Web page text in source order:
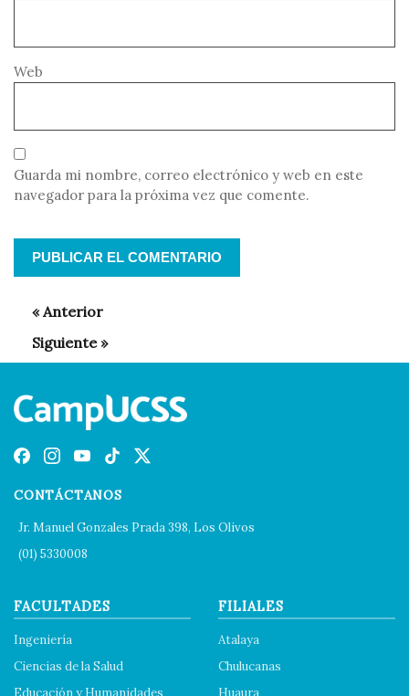
Web
Guarda mi nombre, correo electrónico y web en este
navegador para la próxima vez que comente.
CONTÁCTANOS
Jr. Manuel Gonzales Prada 398, Los Olivos
(01) 5330008
FACULTADES
Ingeniería
Ciencias de la Salud
Educación y Humanidades
FILIALES
Atalaya
Chulucanas
Huaura